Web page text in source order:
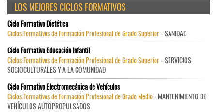
LOS MEJORES CICLOS FORMATIVOS
Ciclo Formativo Dietética
Ciclos Formativos de Formación Profesional de Grado Superior- SANIDAD
Ciclo Formativo Educación Infantil
Ciclos Formativos de Formación Profesional de Grado Superior- SERVICIOS
SOCIOCULTURALES Y A LA COMUNIDAD
Ciclo Formativo Electromecánica de Vehículos
Ciclos Formativos de Formación Profesional de Grado Medio- MANTENIMIENTO DE
VEHÍCULOS AUTOPROPULSADOS